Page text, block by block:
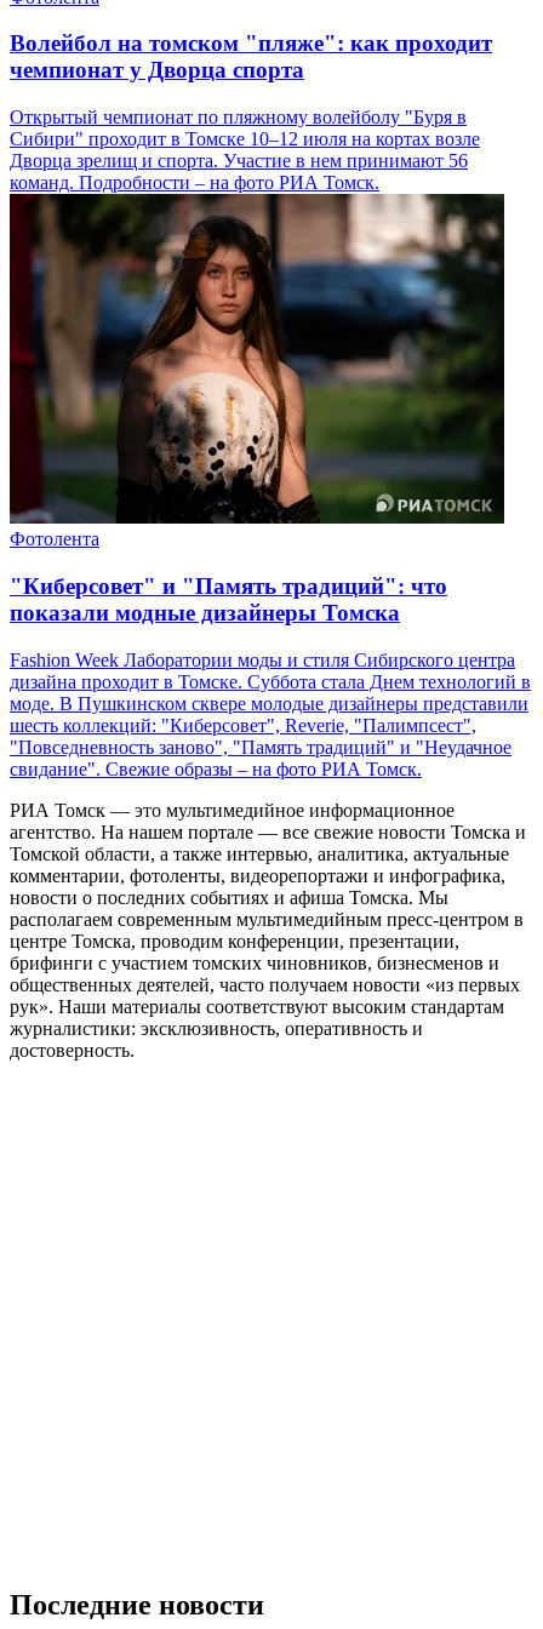
Волейбол на томском "пляже": как проходит
чемпионат у Дворца спорта
Открытый чемпионат по пляжному волейболу "Буря в
Сибири" проходит в Томске 10–12 июля на кортах возле
Дворца зрелищ и спорта. Участие в нем принимают 56
команд. Подробности – на фото РИА Томск.
Фотолента
"Киберсовет" и "Память традиций": что
показали модные дизайнеры Томска
Fashion Week Лаборатории моды и стиля Сибирского центра
дизайна проходит в Томске. Суббота стала Днем технологий в
моде. В Пушкинском сквере молодые дизайнеры представили
шесть коллекций: "Киберсовет", Reverie, "Палимпсест",
"Повседневность заново", "Память традиций" и "Неудачное
свидание". Свежие образы – на фото РИА Томск.
РИА Томск — это мультимедийное информационное
агентство. На нашем портале — все свежие новости Томска и
Томской области, а также интервью, аналитика, актуальные
комментарии, фотоленты, видеорепортажи и инфографика,
новости о последних событиях и афиша Томска. Мы
располагаем современным мультимедийным пресс-центром в
центре Томска, проводим конференции, презентации,
брифинги с участием томских чиновников, бизнесменов и
общественных деятелей, часто получаем новости «из первых
рук». Наши материалы соответствуют высоким стандартам
журналистики: эксклюзивность, оперативность и
достоверность.
Последние новости